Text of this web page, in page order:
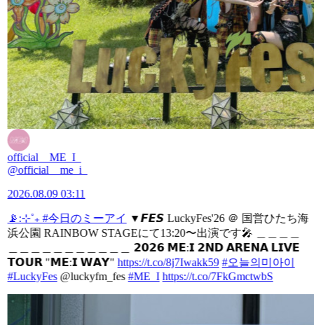
official__ME_I_
@official__me_i_
2026.08.09 03:11
📡:⊹˚₊#今日のミーアイ ▼𝙁𝙀𝙎 LuckyFes'26 ＠ 国営ひたち海
浜公園 RAINBOW STAGEにて13:20〜出演です🎤 ＿＿＿＿
＿＿＿＿＿＿＿＿＿＿＿ 𝟮𝟬𝟮𝟲 𝗠𝗘:𝗜 𝟮𝗡𝗗 𝗔𝗥𝗘𝗡𝗔 𝗟𝗜𝗩𝗘
𝗧𝗢𝗨𝗥 "𝗠𝗘:𝗜 𝗪𝗔𝗬"https://t.co/8j7Iwakk59 #오늘의미아이
#LuckyFes@luckyfm_fes#ME_I https://t.co/7FkGmctwbS